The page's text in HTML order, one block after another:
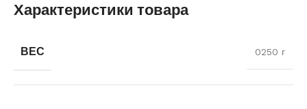
Характеристики товара
ВЕС 0250 г